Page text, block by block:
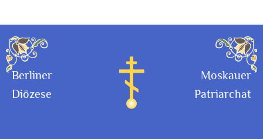
Berliner
Diözese
Moskauer
Patriarchat